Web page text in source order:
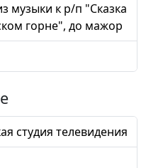
музыки к р/п "Сказка
горне", до мажор
студия телевидения